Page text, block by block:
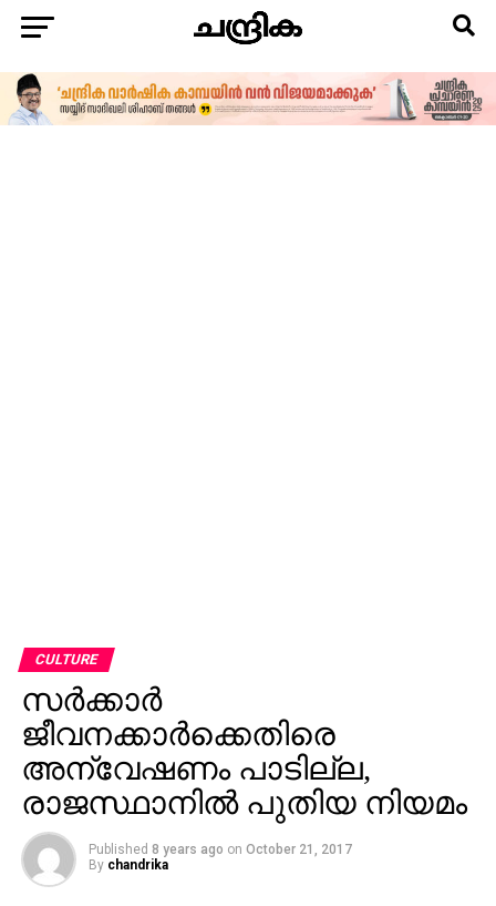
CULTURE
സര്‍ക്കാര്‍
ജീവനക്കാര്‍ക്കെതിരെ
അന്വേഷണം പാടില്ല,
രാജസ്ഥാനില്‍ പുതിയ നിയമം
Published 8 years ago on October 21, 2017
By chandrika